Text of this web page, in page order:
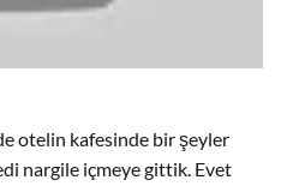
otelin kafesinde bir şeyler
nargile içmeye gittik. Evet